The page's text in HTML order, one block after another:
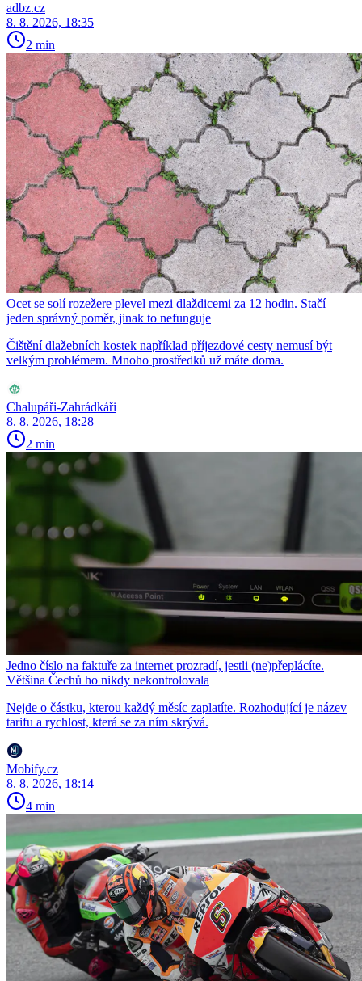
adbz.cz
8. 8. 2026, 18:35
2 min
Ocet se solí rozežere plevel mezi dlaždicemi za 12 hodin. Stačí
jeden správný poměr, jinak to nefunguje
Čištění dlažebních kostek například příjezdové cesty nemusí být
velkým problémem. Mnoho prostředků už máte doma.
Chalupáři-Zahrádkáři
8. 8. 2026, 18:28
2 min
Jedno číslo na faktuře za internet prozradí, jestli (ne)přeplácíte.
Většina Čechů ho nikdy nekontrolovala
Nejde o částku, kterou každý měsíc zaplatíte. Rozhodující je název
tarifu a rychlost, která se za ním skrývá.
Mobify.cz
8. 8. 2026, 18:14
4 min